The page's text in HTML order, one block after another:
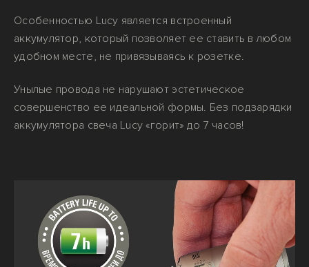
Особенностью Lucy является встроенный
аккумулятор, который позволяет ее ставить в любом
удобном месте, не привязываясь к розетке.
Унылые провода не нарушают эстетическое
совершенство ее идеальной формы. Без подзарядки
аккумулятора свеча Lucy «горит» до 7 часов!